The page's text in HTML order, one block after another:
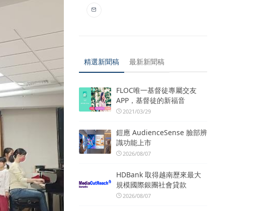
精選新聞稿 最新新聞稿
FLOC唯一基督徒專屬交友
APP，基督徒的新福音
2021/03/29
鎧應 AudienceSense 臉部辨
識功能上市
2026/08/07
HDBank 取得越南歷來最大
規模國際銀團社會貸款
2026/08/07